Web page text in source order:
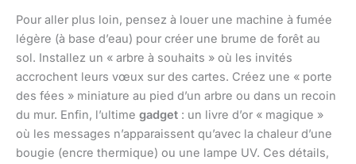
Pour aller plus loin, pensez à louer une machine à fumée
légère (à base d’eau) pour créer une brume de forêt au
sol. Installez un « arbre à souhaits » où les invités
accrochent leurs vœux sur des cartes. Créez une « porte
des fées » miniature au pied d’un arbre ou dans un recoin
du mur. Enfin, l’ultime gadget : un livre d’or « magique »
où les messages n’apparaissent qu’avec la chaleur d’une
bougie (encre thermique) ou une lampe UV. Ces détails,